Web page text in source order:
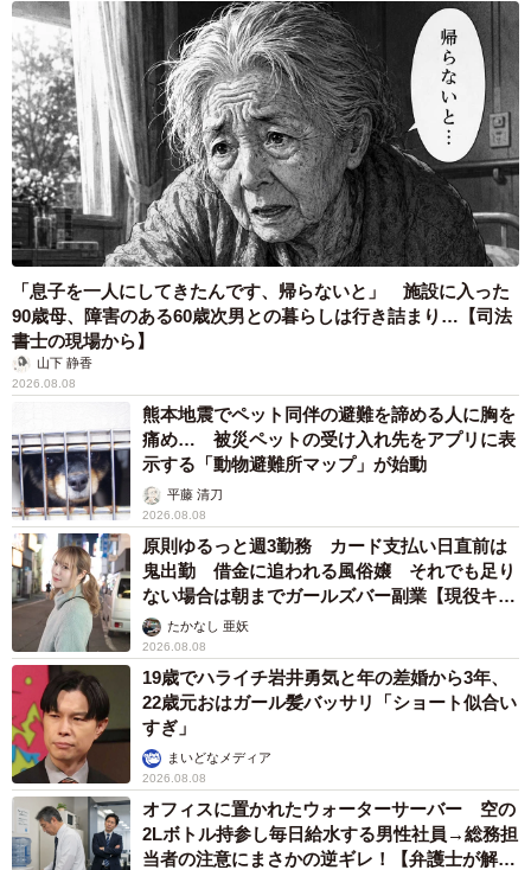
「息子を一人にしてきたんです、帰らないと」 施設に入った
90歳母、障害のある60歳次男との暮らしは行き詰まり…【司法
書士の現場から】
山下 静香
2026.08.08
熊本地震でペット同伴の避難を諦める人に胸を
痛め… 被災ペットの受け入れ先をアプリに表
示する「動物避難所マップ」が始動
平藤 清刀
2026.08.08
原則ゆるっと週3勤務 カード支払い日直前は
鬼出勤 借金に追われる風俗嬢 それでも足り
ない場合は朝までガールズバー副業【現役キャ
ストに取材】
たかなし 亜妖
2026.08.08
19歳でハライチ岩井勇気と年の差婚から3年、
22歳元おはガール髪バッサリ「ショート似合い
すぎ」
まいどなメディア
2026.08.08
オフィスに置かれたウォーターサーバー 空の
2Lボトル持参し毎日給水する男性社員→総務担
当者の注意にまさかの逆ギレ！【弁護士が解